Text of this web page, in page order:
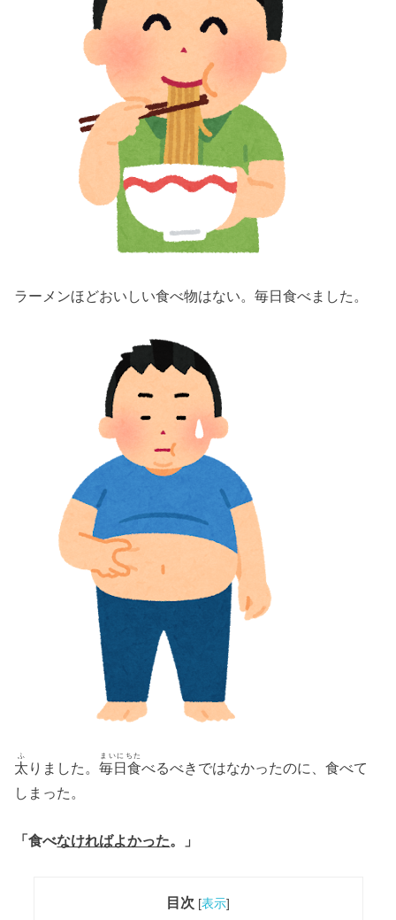
ラーメンほどおいしい食べ物はない。毎日食べました。
太
ふ
りました。毎日食
まいにちた
べるべきではなかったのに、食べて
しまった。
「食べなければよかった。」
目次 [表示]